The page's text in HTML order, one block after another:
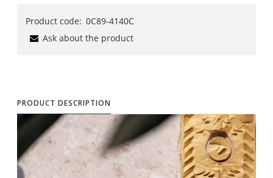
Product code: 0C89-4140C
Ask about the product
PRODUCT DESCRIPTION